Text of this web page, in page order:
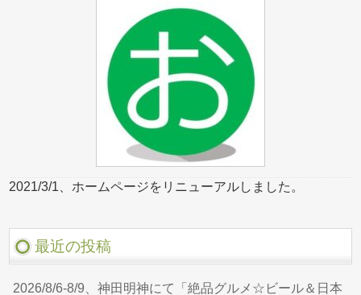
2021/3/1、ホームページをリニューアルしました。
最近の投稿
2026/8/6-8/9、神田明神にて「絶品グルメ☆ビール＆日本